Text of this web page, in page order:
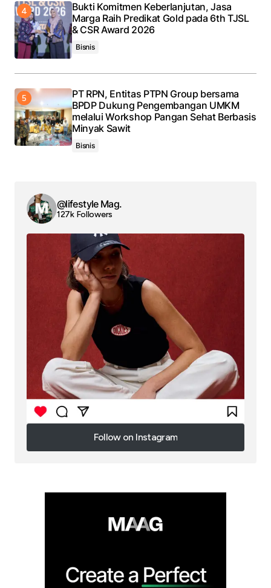
Bukti Komitmen Keberlanjutan, Jasa
Marga Raih Predikat Gold pada 6th TJSL
& CSR Award 2026
Bisnis
PT RPN, Entitas PTPN Group bersama
BPDP Dukung Pengembangan UMKM
melalui Workshop Pangan Sehat Berbasis
Minyak Sawit
Bisnis
@lifestyle Mag.
127k Followers
Follow on Instagram
Follow on Instagram